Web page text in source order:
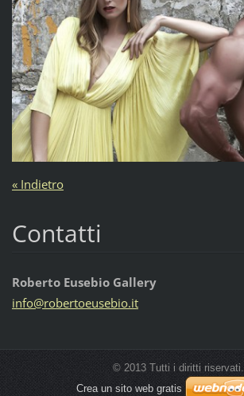
« Indietro
Contatti
Roberto Eusebio Gallery
info@robertoeusebio.it
© 2013 Tutti i diritti riservati.
Crea un sito web gratis